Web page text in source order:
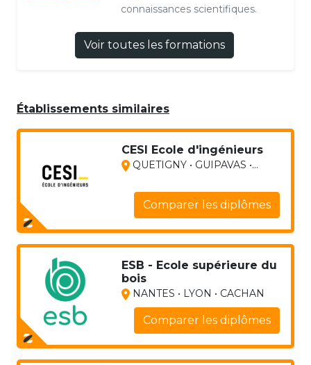
connaissances scientifiques.
Voir toutes les formations
Établissements similaires
CESI Ecole d'ingénieurs
QUETIGNY • GUIPAVAS •...
Comparer les diplômes
ESB - Ecole supérieure du
bois
NANTES • LYON • CACHAN
Comparer les diplômes